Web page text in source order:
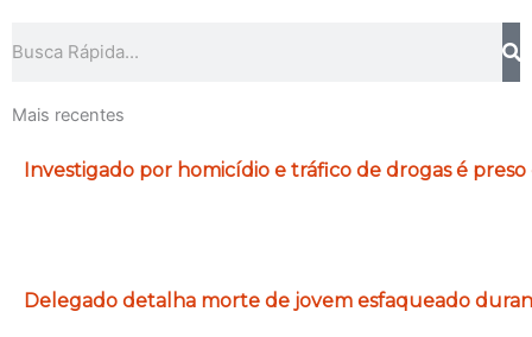
Mais recentes
Investigado por homicídio e tráfico de drogas é preso
Delegado detalha morte de jovem esfaqueado